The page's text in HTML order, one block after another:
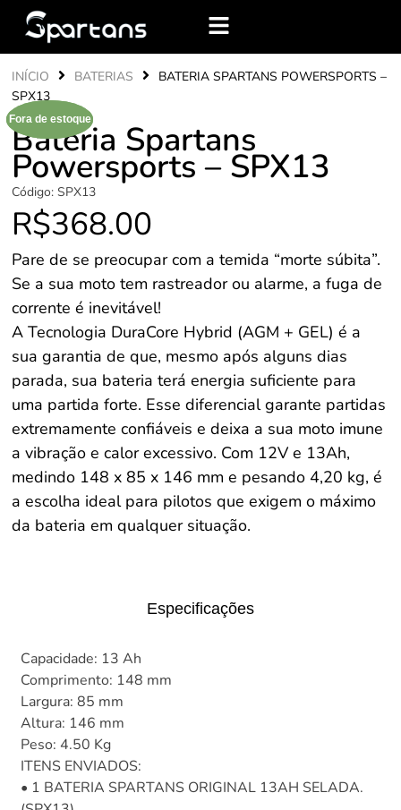
INÍCIO BATERIAS
BATERIA SPARTANS POWERSPORTS –
SPX13
Fora de estoque
Fora de estoque
Bateria Spartans
Powersports – SPX13
Código: SPX13
R$368.00
Pare de se preocupar com a temida “morte súbita”.
Se a sua moto tem rastreador ou alarme, a fuga de
corrente é inevitável!
A Tecnologia DuraCore Hybrid (AGM + GEL) é a
sua garantia de que, mesmo após alguns dias
parada, sua bateria terá energia suficiente para
uma partida forte. Esse diferencial garante partidas
extremamente confiáveis e deixa a sua moto imune
a vibração e calor excessivo. Com 12V e 13Ah,
medindo 148 x 85 x 146 mm e pesando 4,20 kg, é
a escolha ideal para pilotos que exigem o máximo
da bateria em qualquer situação.
Especificações
Capacidade: 13 Ah
Comprimento: 148 mm
Largura: 85 mm
Altura: 146 mm
Peso: 4.50 Kg
ITENS ENVIADOS:
• 1 BATERIA SPARTANS ORIGINAL 13AH SELADA.